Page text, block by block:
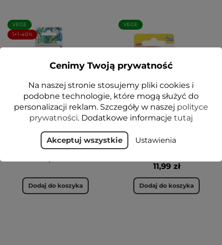
VEGE
1+1-40%
Żel do powiek i pod oczy
ze świetlikiem i chabrem
bławatkiem 15 ml - Floslek
Dodaj do koszyka
VEGE
Żel ze świetlikiem
lekarskim i rumiankiem
do powiek i pod oczy 10 g
11,99 zł
Dodaj do koszyka
Cenimy Twoją prywatność
Na naszej stronie stosujemy pliki cookies i
podobne technologie, które mogą służyć do
personalizacji reklam. Szczegóły w naszej polityce
prywatności. Dodatkowe informacje tutaj
Akceptuj wszystkie Ustawienia